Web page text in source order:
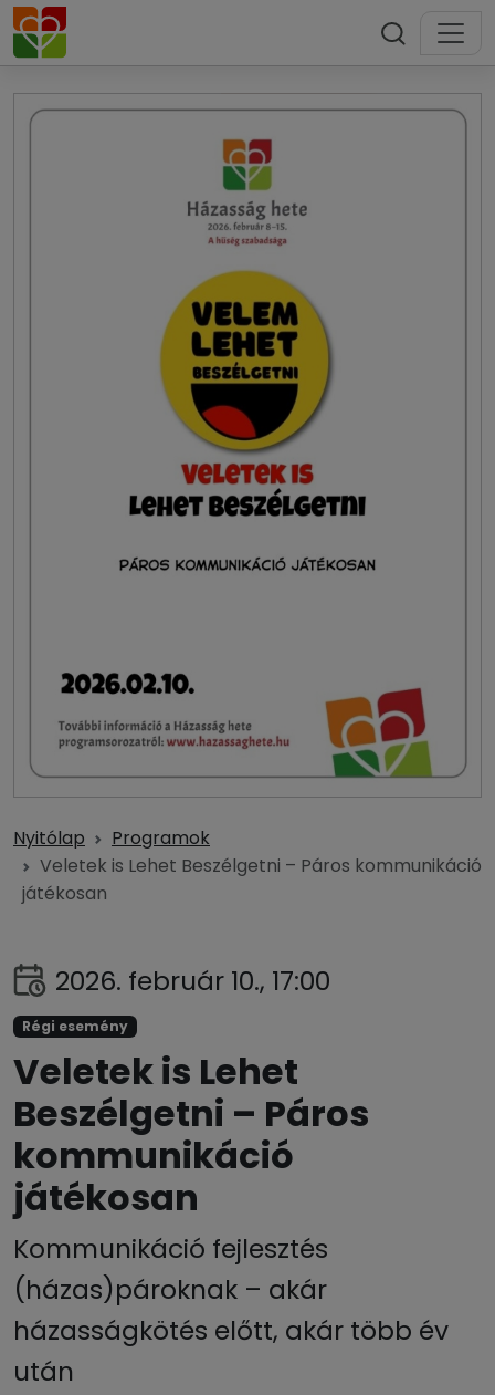
Nyitólap
Programok
Veletek is Lehet Beszélgetni – Páros kommunikáció
játékosan
2026. február 10., 17:00
Régi esemény
Veletek is Lehet
Beszélgetni – Páros
kommunikáció
játékosan
Kommunikáció fejlesztés
(házas)pároknak – akár
házasságkötés előtt, akár több év
után